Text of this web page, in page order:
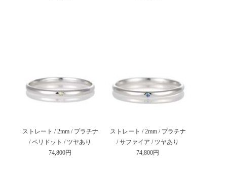
ストレート / 2mm / プラチナ
/ ペリドット / ツヤあり
74,800円
ストレート / 2mm / プラチナ
/ サファイア / ツヤあり
74,800円